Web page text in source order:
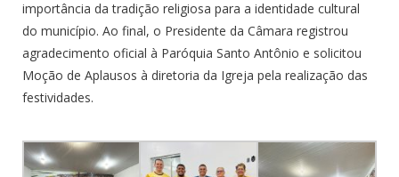
importância da tradição religiosa para a identidade cultural
do município. Ao final, o Presidente da Câmara registrou
agradecimento oficial à Paróquia Santo Antônio e solicitou
Moção de Aplausos à diretoria da Igreja pela realização das
festividades.